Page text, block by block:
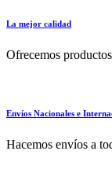
La mejor calidad
Ofrecemos
Envíos Nacionales e
Hacemos envíos a